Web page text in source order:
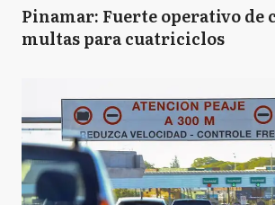
Pinamar: Fuerte operativo de
multas para cuatriciclos